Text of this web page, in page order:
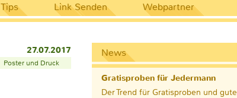
Tips Link Senden Webpartner
27.07.2017
Poster und Druck
News
Gratisproben für Jedermann
Der Trend für Gratisproben und gute